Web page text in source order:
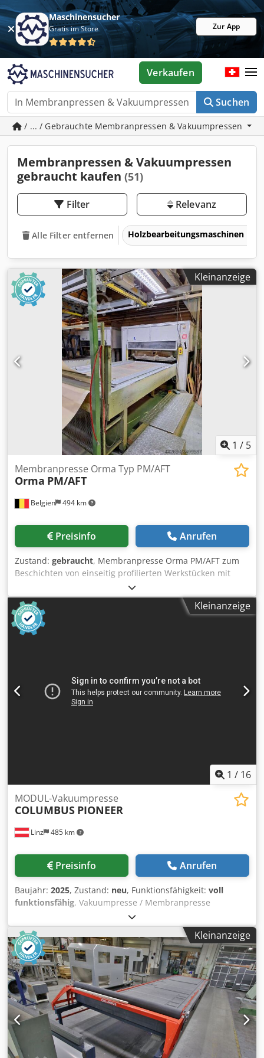
Maschinensucher
Gratis im Store Zur App
Suchen
Verkaufen
/ ... / Gebrauchte Membranpressen & Vakuumpressen
Membranpressen & Vakuumpressen
gebraucht kaufen (51)
Filter Relevanz
Alle Filter entfernen Holzbearbeitungsmaschinen
Kleinanzeige
1 / 5
Belgien 494 km
Membranpresse Orma Typ PM/AFT
Orma PM/AFT
Preisinfo Anrufen
Zustand: gebraucht, Membranpresse Orma PM/AFT zum
Beschichten von einseitig profilierten Werkstücken mit
automatischem Be- und Entladesystem Technische Daten:
- Max. Werkstückgröße: 2.320 x 1.010 mm - Leistung: 33 kW
- Verfügbar: 2 Dodszryyxopfx Akvewa
Kleinanzeige
1 / 16
Linz 485 km
MODUL-Vakuumpresse
COLUMBUS PIONEER
Preisinfo Anrufen
Baujahr: 2025, Zustand: neu, Funktionsfähigkeit: voll
funktionsfähig, Vakuumpresse / Membranpresse
„Columbus Pioneer“ - sofort lieferbar! (Modulares System
mit verschiedenen Ausführungen und Nutzflächen) – jetzt
inklusive digitalem Master Manual und KI-Unterstützung
auf Tablet für sicheren Start und reproduzierbare
Ergebnisse. Die COLUMBUS Pioneer ist eine professionelle
Vakuum- bzw. Membranpresse für Anwendungen wie
Vakuum-Formverleimen, Furnieren, Beschichten und
Laminieren von ebenen oder gebogenen Werkstücken.
Durch das modulare Konzept kann die Maschine an
unterschiedliche Anforderungen angepasst werden und
ist in verschiedenen Größen und Ausführungen verfügbar.
Technische Ausstattung: • Membran-
Kleinanzeige